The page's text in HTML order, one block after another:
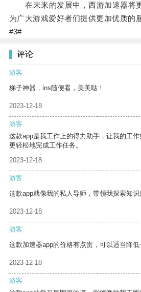
在未来的发展中，西游加速器将更
为广大游戏爱好者们提供更加优质的
#3#
评论
游客
梯子神器，ins随便看，美美哒！
2023-12-18
游客
这款app是我工作上的得力助手，让我的工
更轻松地完成工作任务。
2023-12-18
游客
这款app就像我的私人导师，带领我探索知识
2023-12-18
游客
这款加速器app的价格有点贵，可以适当降低
2023-12-18
游客